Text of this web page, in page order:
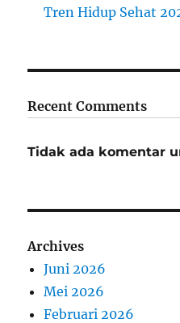
Tren Hidup Sehat
Recent Comments
Tidak ada komentar
Archives
Juni 2026
Mei 2026
Februari 2026